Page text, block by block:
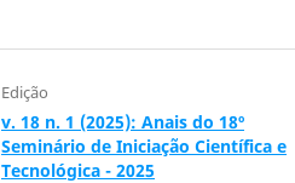
Edição
v. 18 n. 1 (2025): Anais do 18º
Seminário de Iniciação Científica e
Tecnológica - 2025